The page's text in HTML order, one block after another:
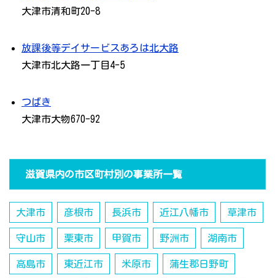
大津市清和町20-8
放課後等デイサービスあろは北大路
大津市北大路一丁目4-5
つばき
大津市大物670-92
滋賀県内の市区町村別の事業所一覧
大津市 彦根市 長浜市 近江八幡市 草津市
守山市 栗東市 甲賀市 野洲市 湖南市
高島市 東近江市 米原市 蒲生郡日野町